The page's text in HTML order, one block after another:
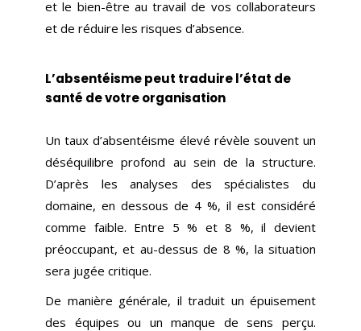
et le bien-être au travail de vos collaborateurs
et de réduire les risques d’absence.
L’absentéisme peut traduire l’état de
santé de votre organisation
Un taux d’absentéisme élevé révèle souvent un
déséquilibre profond au sein de la structure.
D’après les analyses des spécialistes du
domaine, en dessous de 4 %, il est considéré
comme faible. Entre 5 % et 8 %, il devient
préoccupant, et au-dessus de 8 %, la situation
sera jugée critique.
De manière générale, il traduit un épuisement
des équipes ou un manque de sens perçu.